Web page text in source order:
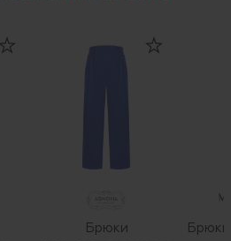
Брюки
Брюки